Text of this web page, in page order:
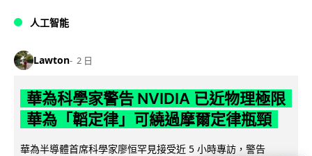
人工智能
Lawton 2 日
華為科學家警告 NVIDIA 已近物理極限
華為「韜定律」可繞過摩爾定律瓶頸
華為半導體首席科學家廖恒罕見接受近 5 小時專訪，警告